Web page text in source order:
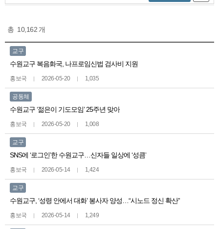
총 10,162 개
교구
수원교구 복음화국, 나프로임신법 검사비 지원
홍보국 2026-05-20 1,035
공동체
수원교구 ‘젊은이 기도모임’ 25주년 맞아
홍보국 2026-05-20 1,008
교구
SNS에 ‘로그인’한 수원교구…신자들 일상에 ‘성큼’
홍보국 2026-05-14 1,424
교구
수원교구, ‘성령 안에서 대화’ 봉사자 양성…“시노드 정신 확산”
홍보국 2026-05-14 1,249